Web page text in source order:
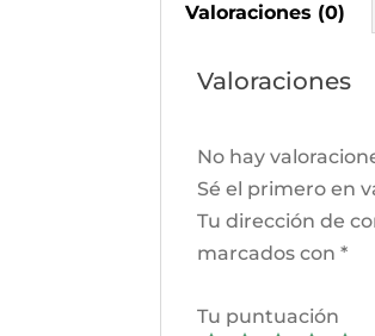
Valoraciones (0)
Valoraciones
No hay
Sé el primero en
Tu dirección de
marcados con*
Tu puntuación